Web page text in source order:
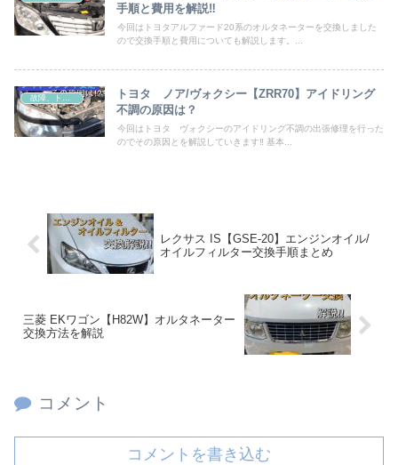
手順と費用を解説‼
今回はトヨタアルファード20系のオルタネーターを交換しました
ので交換手順と費用についても解説します。...
トヨタ ノア/ヴォクシー【ZRR70】アイドリング
不調の原因は？
今回はトヨタ ヴォクシーのアイドリング不調の出張修理を行った
のでその原因とを解説していきます‼ 基本...
レクサス IS【GSE-20】エンジンオイル/
オイルフィルター交換手順まとめ
三菱 EKワゴン【H82W】オルタネーター
交換方法を解説
コメント
コメントを書き込む